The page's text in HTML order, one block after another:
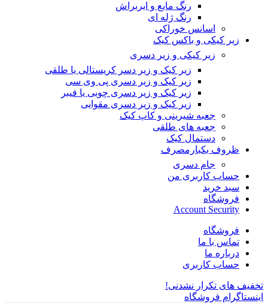
رنگ مایع و ایربراش
رنگ ژله ای
اسانس خوراکی
زیر کیکی و باکس کیک
زیر کیکی و زیر دسری
زیر کیک و زیر دسر کریستالی یا طلقی
زیر کیک و زیر دسری پی وی سی
زیر کیک و زیر دسری چوبی یا فیبر
زیر کیک و زیر دسری مقوایی
جعبه شیرینی و کاپ کیک
جعبه های طلقی
دستمال کیک
ظروف یکبارمصرف
جام دسری
حساب کاربری من
سبد خرید
فروشگاه
Account Security
فروشگاه
تماس با ما
درباره ما
حساب کاربری
تخفیف های تکرار نشدنی!
اینستاگرام فروشگاه